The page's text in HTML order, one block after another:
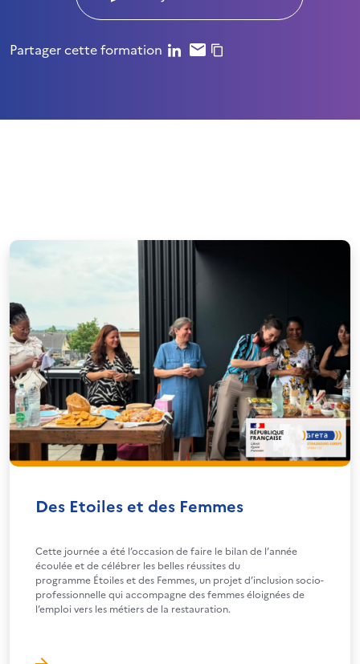
Partager cette formation
Des Etoiles et des Femmes
Cette journée a été l’occasion de faire le bilan de l’année
écoulée et de célébrer les belles réussites du
programme Étoiles et des Femmes, un projet d’inclusion socio-
professionnelle qui accompagne des femmes éloignées de
l’emploi vers les métiers de la restauration.